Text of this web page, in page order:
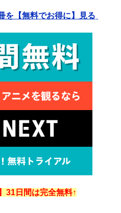
を【無料でお得に】見る
31日間は完全無料↑